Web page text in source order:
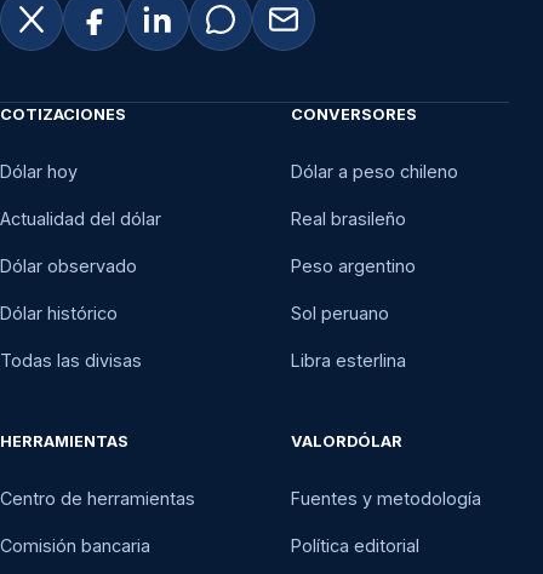
COTIZACIONES
Dólar hoy
Actualidad del dólar
Dólar observado
Dólar histórico
Todas las divisas
CONVERSORES
Dólar a peso chileno
Real brasileño
Peso argentino
Sol peruano
Libra esterlina
HERRAMIENTAS
Centro de herramientas
Comisión bancaria
VALORDÓLAR
Fuentes y metodología
Política editorial